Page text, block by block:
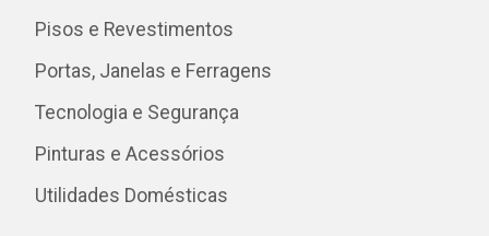
Pisos e Revestimentos
Portas, Janelas e Ferragens
Tecnologia e Segurança
Pinturas e Acessórios
Utilidades Domésticas